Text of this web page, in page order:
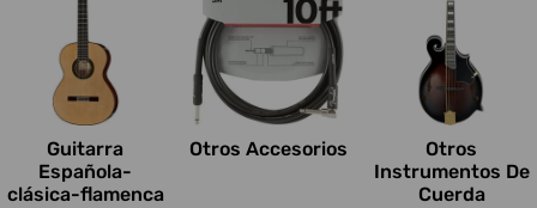
Guitarra
Española-
clásica-flamenca
Otros Accesorios
Otros
Instrumentos De
Cuerda